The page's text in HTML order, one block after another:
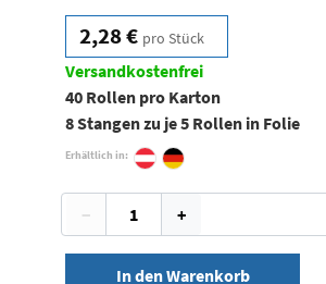
2,28 € pro Stück
Versandkostenfrei
40 Rollen pro Karton
8 Stangen zu je 5 Rollen in Folie
Erhältlich in:
− +
In den Warenkorb